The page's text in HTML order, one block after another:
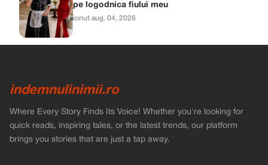
pe logodnica fiului meu
ionut·aug. 04, 2026
indemnulinimii.ro
Where Every Story Finds Its Voice! Whether you're looking for
quick reads, inspiring tales, or the latest trends, our platform
brings you stories that are just a tap away.